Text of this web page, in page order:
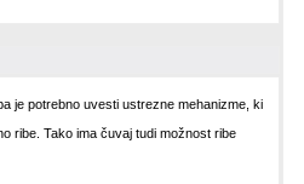
je potrebno uvesti ustrezne mehanizme, ki
ribe. Tako ima čuvaj tudi možnost ribe